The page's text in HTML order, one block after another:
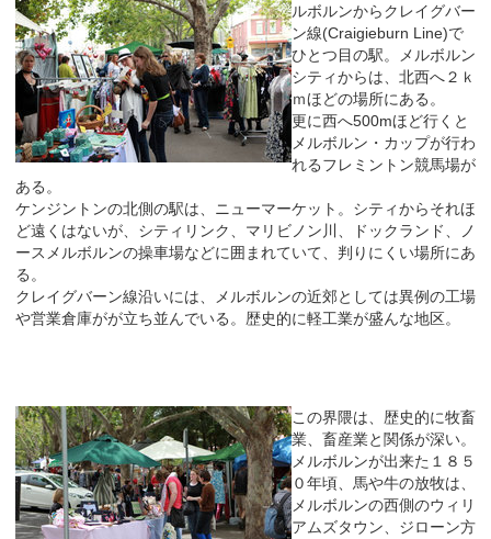
ルボルンからクレイグバー
ン線(Craigieburn Line)で
ひとつ目の駅。メルボルン
シティからは、北西へ２ｋ
ｍほどの場所にある。
更に西へ500mほど行くと
メルボルン・カップが行わ
れるフレミントン競馬場が
ある。
ケンジントンの北側の駅は、ニューマーケット。シティからそれほ
ど遠くはないが、シティリンク、マリビノン川、ドックランド、ノ
ースメルボルンの操車場などに囲まれていて、判りにくい場所にあ
る。
クレイグバーン線沿いには、メルボルンの近郊としては異例の工場
や営業倉庫がが立ち並んでいる。歴史的に軽工業が盛んな地区。
この界隈は、歴史的に牧畜
業、畜産業と関係が深い。
メルボルンが出来た１８５
０年頃、馬や牛の放牧は、
メルボルンの西側のウィリ
アムズタウン、ジローン方